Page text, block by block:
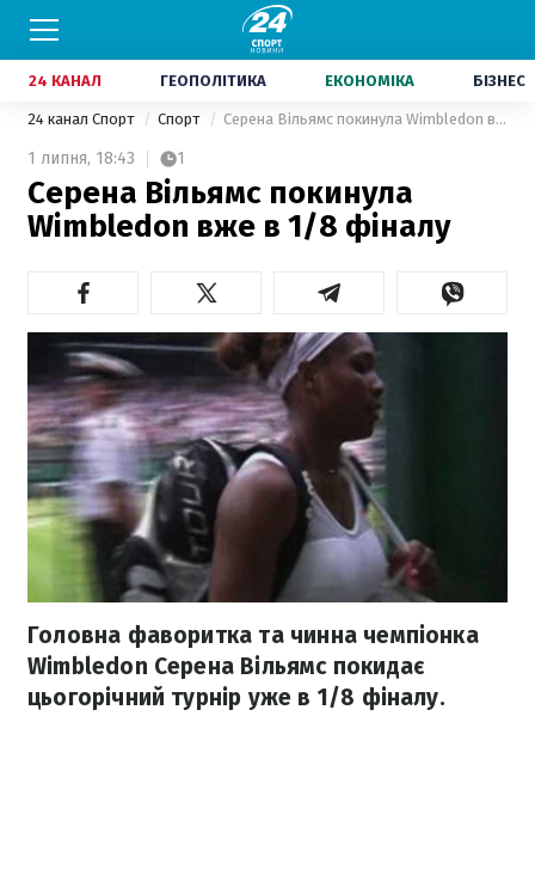
24 КАНАЛ ГЕОПОЛІТИКА ЕКОНОМІКА БІЗНЕС
24 канал Спорт Спорт Серена Вільямс покинула Wimbledon вже в 1/8 фіналу
1 липня, 18:43 1
Серена Вільямс покинула
Wimbledon вже в 1/8 фіналу
Головна фаворитка та чинна чемпіонка
Wimbledon Серена Вільямс покидає
цьогорічний турнір уже в 1/8 фіналу.